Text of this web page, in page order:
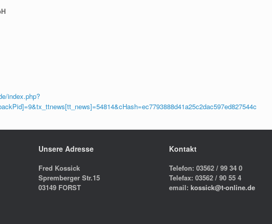
index.php?
Unsere Adresse
Fred Kossick
Spremberger Str.15
03149 FORST
Kontakt
Telefon: 03562 / 99 34 0
Telefax: 03562 / 90 55 4
email: kossick@t-online.de